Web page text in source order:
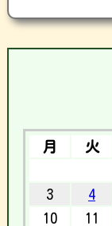
月 火
3
4
10
11